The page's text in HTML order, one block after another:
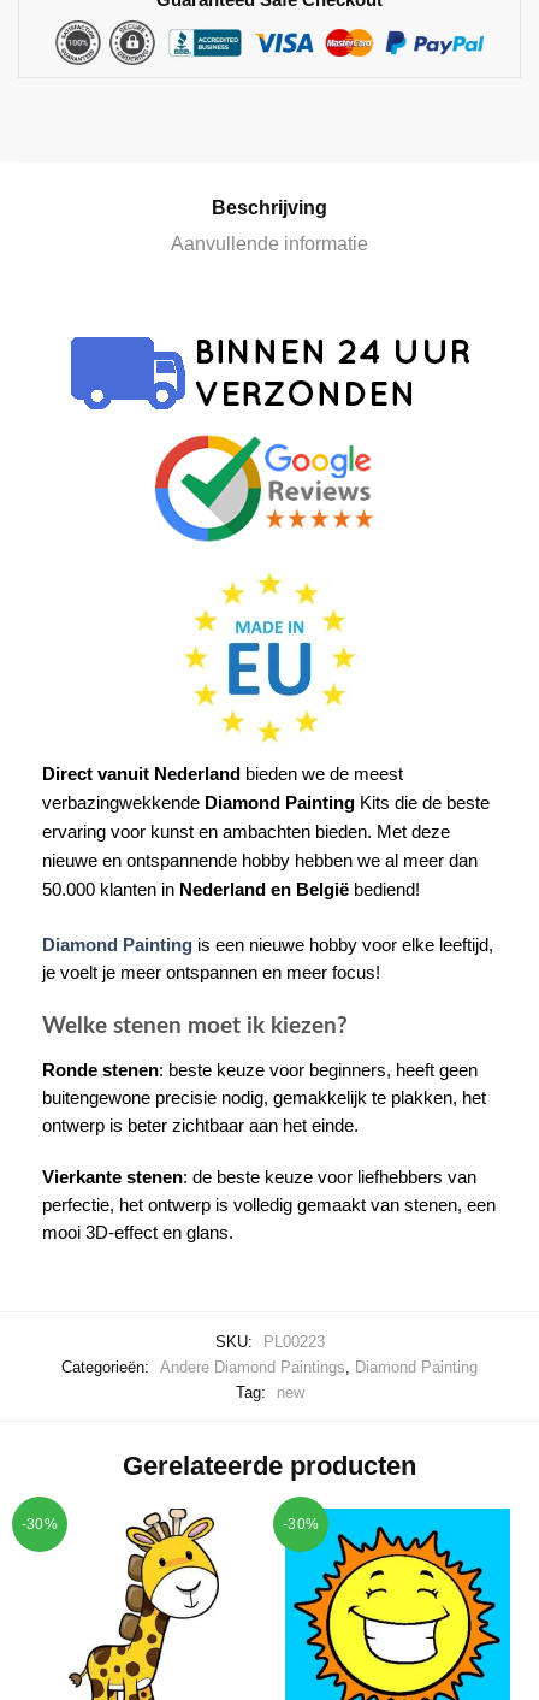
Beschrijving
Aanvullende informatie
Direct vanuit Nederland bieden we de meest
verbazingwekkende Diamond Painting Kits die de beste
ervaring voor kunst en ambachten bieden. Met deze
nieuwe en ontspannende hobby hebben we al meer dan
50.000 klanten in Nederland en België bediend!
Diamond Painting is een nieuwe hobby voor elke leeftijd,
je voelt je meer ontspannen en meer focus!
Welke stenen moet ik kiezen?
Ronde stenen: beste keuze voor beginners, heeft geen
buitengewone precisie nodig, gemakkelijk te plakken, het
ontwerp is beter zichtbaar aan het einde.
Vierkante stenen: de beste keuze voor liefhebbers van
perfectie, het ontwerp is volledig gemaakt van stenen, een
mooi 3D-effect en glans.
SKU:
PL00223
Categorieën:
Andere Diamond Paintings
Diamond Painting
Tag:
new
Gerelateerde producten
-30% -30%